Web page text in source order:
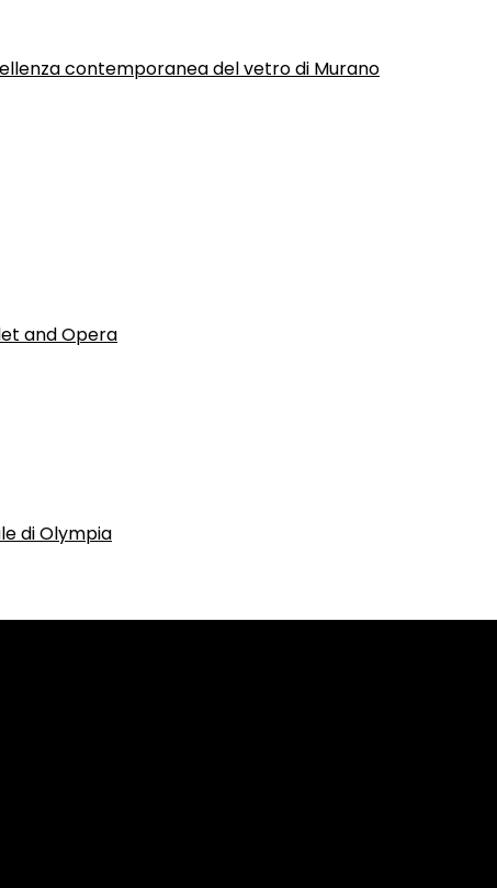
contemporanea del vetro di Murano
and Opera
di Olympia